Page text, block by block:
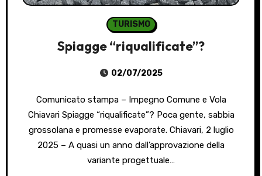
TURISMO
Spiagge “riqualificate”?
02/07/2025
Comunicato stampa – Impegno Comune e Vola
Chiavari Spiagge “riqualificate”? Poca gente, sabbia
grossolana e promesse evaporate. Chiavari, 2 luglio
2025 – A quasi un anno dall’approvazione della
variante progettuale…